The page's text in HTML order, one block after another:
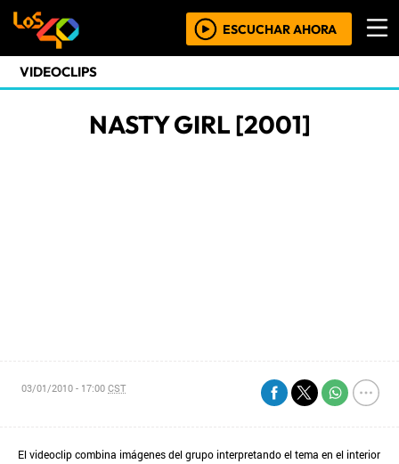
ESCUCHAR AHORA
VIDEOCLIPS
NASTY GIRL [2001]
03/01/2010 - 17:00CST
El videoclip combina imágenes del grupo interpretando el tema en el interior